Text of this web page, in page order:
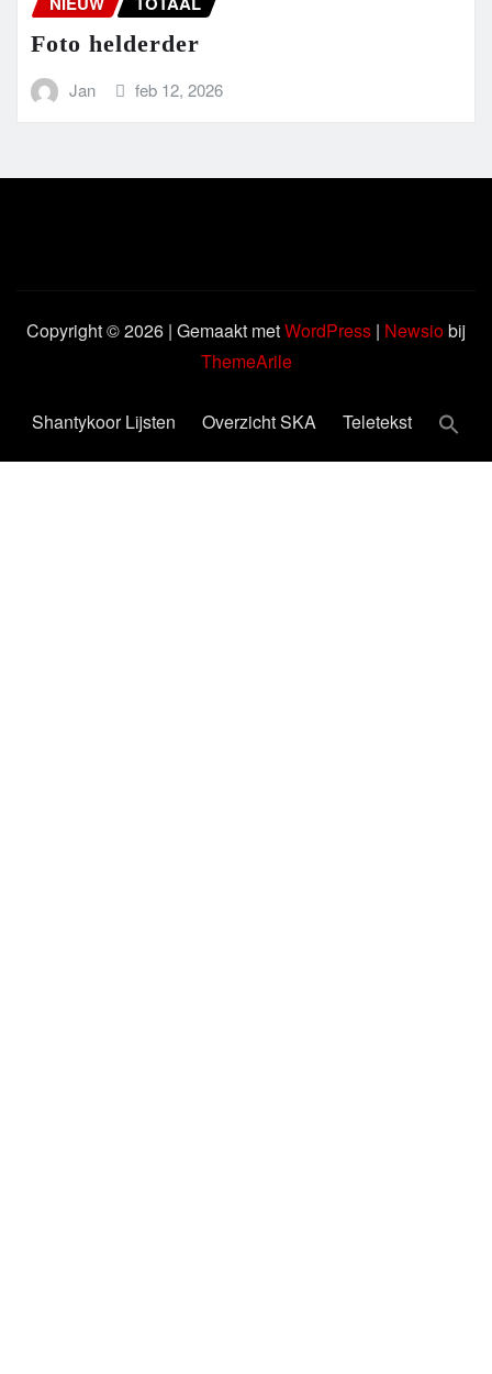
Foto helderder
Jan feb 12, 2026
Copyright © 2026 | Gemaakt metWordPress | Newsiobij
ThemeArile
Shantykoor Lijsten Overzicht SKA Teletekst